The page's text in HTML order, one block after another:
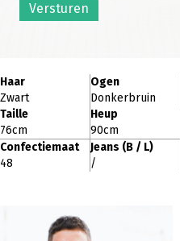
Versturen
Haar
Zwart
Ogen
Donkerbruin
Taille
76cm
Heup
90cm
Confectiemaat
48
Jeans (B / L)
/